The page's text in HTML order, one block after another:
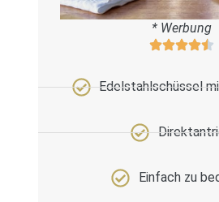
* Werbung
Edelstahlschüssel
Einfach zu